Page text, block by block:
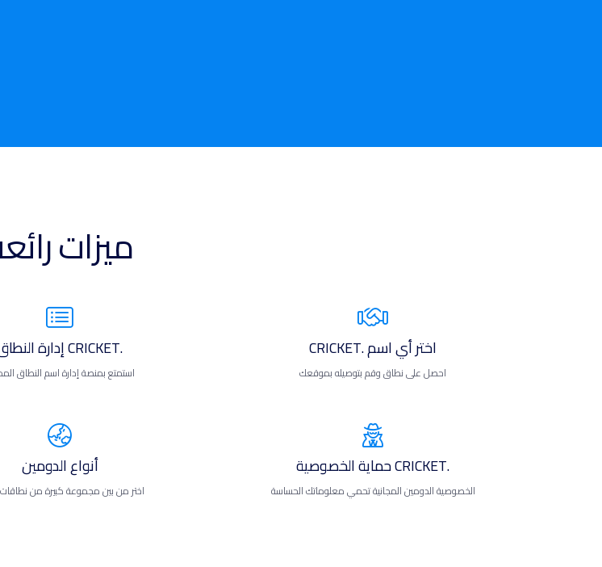
ميزات
اختر أي اسم .CRICKET
احصل على نطاق وقم بتوصيله بموقعك
.CRICKET إدارة النطاق
استمتع بمنصة إدارة اسم النطاق
.CRICKET حماية الخصوصية
الخصوصية الدومين المجانية تحمي معلوماتك الحساسة
أنواع الدومين
اختر من بين مجموعة كبيرة من نطاقات TLDs